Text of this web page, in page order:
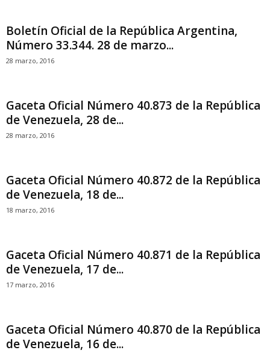
Boletín Oficial de la República Argentina,
Número 33.344. 28 de marzo...
28 marzo, 2016
Gaceta Oficial Número 40.873 de la República
de Venezuela, 28 de...
28 marzo, 2016
Gaceta Oficial Número 40.872 de la República
de Venezuela, 18 de...
18 marzo, 2016
Gaceta Oficial Número 40.871 de la República
de Venezuela, 17 de...
17 marzo, 2016
Gaceta Oficial Número 40.870 de la República
de Venezuela, 16 de...